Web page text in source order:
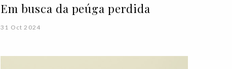
Em busca da peúga perdida
31 Oct 2024